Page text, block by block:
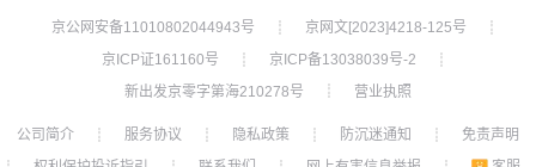
京公网安备11010802044943号 ┊ 京网文[2023]4218-125号
┊
京ICP证161160号
┊ 京ICP备13038039号-2
┊
新出发京零字第海210278号
┊ 营业执照
公司简介 ┊ 服务协议 ┊ 隐私政策 ┊ 防沉迷通知 ┊
免责声明